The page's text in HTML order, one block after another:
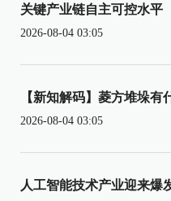
关键产业链自主可控水平
2026-08-04 03:05
【新知解码】菱方堆垛有
2026-08-04 03:05
人工智能技术产业迎来爆